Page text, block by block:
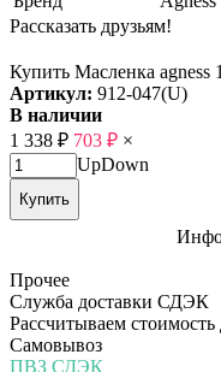
Рассказать друзьям!
Купить Масленка agness
Артикул: 912-047(U)
В наличии
1 338 ₽ 703 ₽ ×
UpDown
Купить
Прочее
Служба доставки СДЭК
Рассчитываем стоимость
Самовывоз
ПВЗ СДЭК